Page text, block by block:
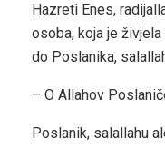
Hazreti Enes,
osoba, koja je
do Poslanika,
– O Allahov
Poslanik, salallahu